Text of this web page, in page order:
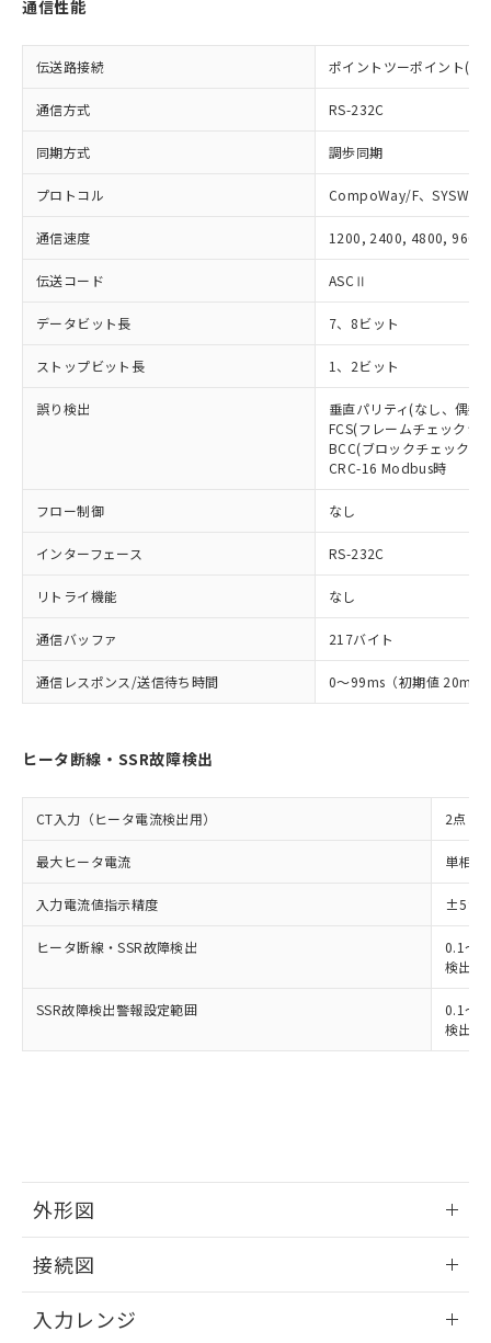
通信性能
伝送路接続 ポイントツーポイント
通信方式 RS-232C
同期方式 調歩同期
プロトコル CompoWay/F、
通信速度 1200, 2400, 4800,
伝送コード ASCⅡ
データビット長 7、8ビット
ストップビット長 1、2ビット
誤り検出
垂直パリティ(なし、偶数
FCS(フレームチェックシ
BCC(ブロックチェック
CRC-16 Modbus時
フロー制御 なし
インターフェース RS-232C
リトライ機能 なし
通信バッファ 217バイト
通信レスポンス/送信待ち時間 0～99ms（初期値 20ms）
ヒータ断線・SSR故障検出
CT入力（ヒータ電流検出用） 2点
最大ヒータ電流 単相ま
入力電流値指示精度
ヒータ断線・SSR故障検出
0.1～
検出最
SSR故障検出警報設定範囲
0.1～
検出最
外形図
接続図
入力レンジ
荷製品に未対応品が混在することから備考
欄に対応日を記載しておりました。
既に当社にて対応品への在庫切替を完了
していることから、特段のことがない限
り、2022年1月12日より割愛しておりま
す。